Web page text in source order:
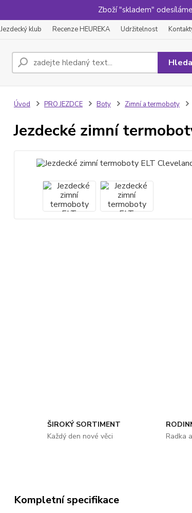
Zboží "skladem"
Jezdecký klub Recenze HEUREKA Udržitelnost
Úvod PRO JEZDCE Boty Zimní a termoboty
Jezdecké zimní
ŠIROKÝ SORTIMENT
Každý den nové věci
Radka
Kompletní specifikace